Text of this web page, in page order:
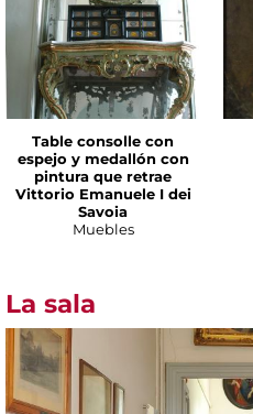
Table consolle con
espejo y medallón con
pintura que retrae
Vittorio Emanuele I dei
Savoia
Muebles
La sala